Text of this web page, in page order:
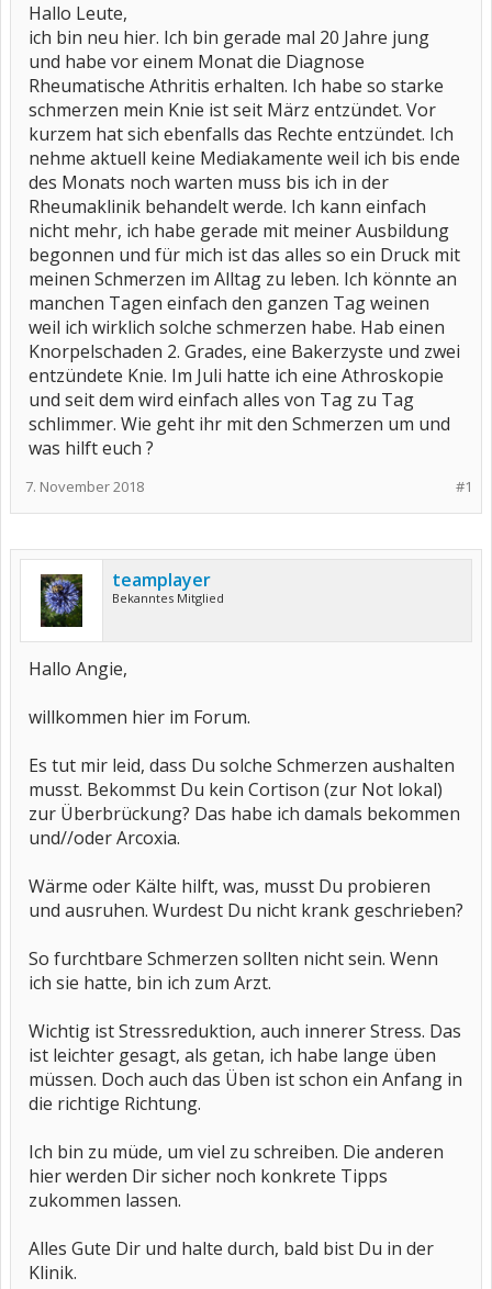
Hallo Leute,
ich bin neu hier. Ich bin gerade mal 20 Jahre jung
und habe vor einem Monat die Diagnose
Rheumatische Athritis erhalten. Ich habe so starke
schmerzen mein Knie ist seit März entzündet. Vor
kurzem hat sich ebenfalls das Rechte entzündet. Ich
nehme aktuell keine Mediakamente weil ich bis ende
des Monats noch warten muss bis ich in der
Rheumaklinik behandelt werde. Ich kann einfach
nicht mehr, ich habe gerade mit meiner Ausbildung
begonnen und für mich ist das alles so ein Druck mit
meinen Schmerzen im Alltag zu leben. Ich könnte an
manchen Tagen einfach den ganzen Tag weinen
weil ich wirklich solche schmerzen habe. Hab einen
Knorpelschaden 2. Grades, eine Bakerzyste und zwei
entzündete Knie. Im Juli hatte ich eine Athroskopie
und seit dem wird einfach alles von Tag zu Tag
schlimmer. Wie geht ihr mit den Schmerzen um und
was hilft euch ?
#1
7. November 2018
teamplayer
Bekanntes Mitglied
Hallo Angie,
willkommen hier im Forum.
Es tut mir leid, dass Du solche Schmerzen aushalten
musst. Bekommst Du kein Cortison (zur Not lokal)
zur Überbrückung? Das habe ich damals bekommen
und//oder Arcoxia.
Wärme oder Kälte hilft, was, musst Du probieren
und ausruhen. Wurdest Du nicht krank geschrieben?
So furchtbare Schmerzen sollten nicht sein. Wenn
ich sie hatte, bin ich zum Arzt.
Wichtig ist Stressreduktion, auch innerer Stress. Das
ist leichter gesagt, als getan, ich habe lange üben
müssen. Doch auch das Üben ist schon ein Anfang in
die richtige Richtung.
Ich bin zu müde, um viel zu schreiben. Die anderen
hier werden Dir sicher noch konkrete Tipps
zukommen lassen.
Alles Gute Dir und halte durch, bald bist Du in der
Klinik.